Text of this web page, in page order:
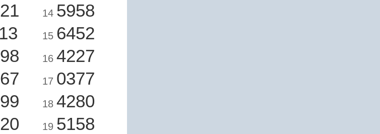
14 5958
15 6452
16 4227
17 0377
18 4280
19 5158